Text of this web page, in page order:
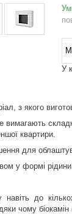
У
з якого
квартири.
для
у формі
навіть до
чому